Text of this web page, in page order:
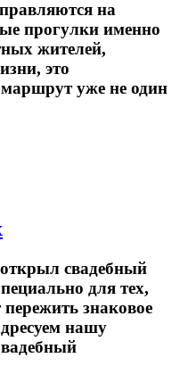
на
прогулки именно
жителей,
это
уже не один
свадебный
для тех,
знаковое
нашу